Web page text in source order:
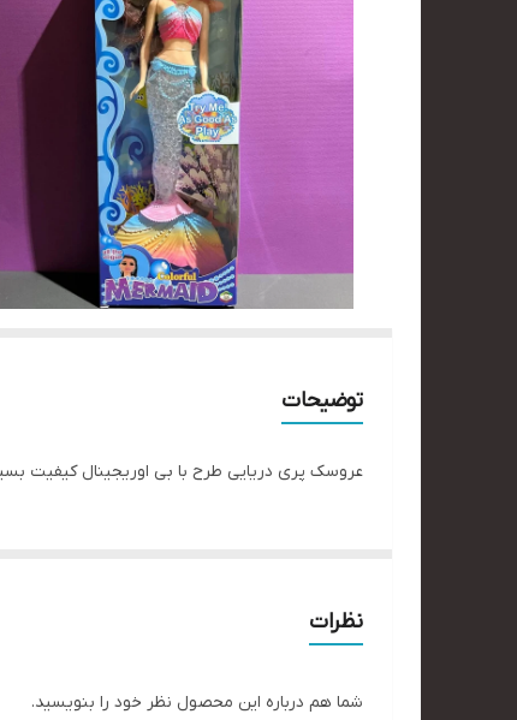
توضیحات
عروسک پری دریایی طرح با بی اوریجینال کیفیت
نظرات
شما هم درباره این محصول نظر خود را بنویسید.